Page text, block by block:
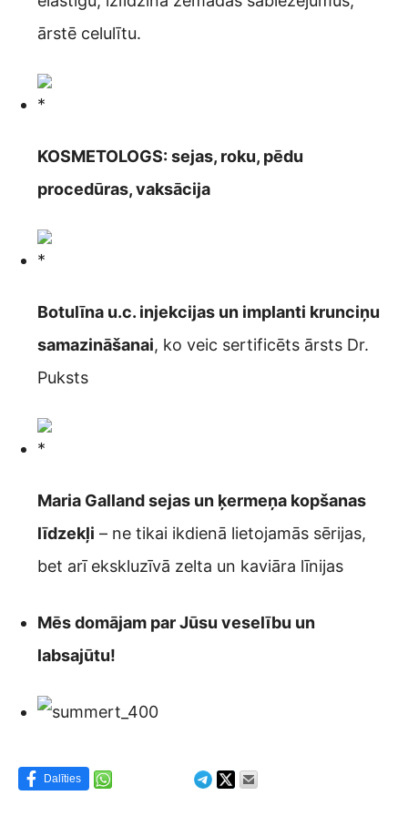
ārstē celulītu.
KOSMETOLOGS: sejas, roku, pēdu
procedūras, vaksācija
Botulīna u.c. injekcijas un implanti krunciņu
samazināšanai, ko veic sertificēts ārsts Dr.
Puksts
Maria Galland sejas un ķermeņa kopšanas
līdzekļi – ne tikai ikdienā lietojamās sērijas,
bet arī ekskluzīvā zelta un kaviāra līnijas
Mēs domājam par Jūsu veselību un
labsajūtu!
Dalīties